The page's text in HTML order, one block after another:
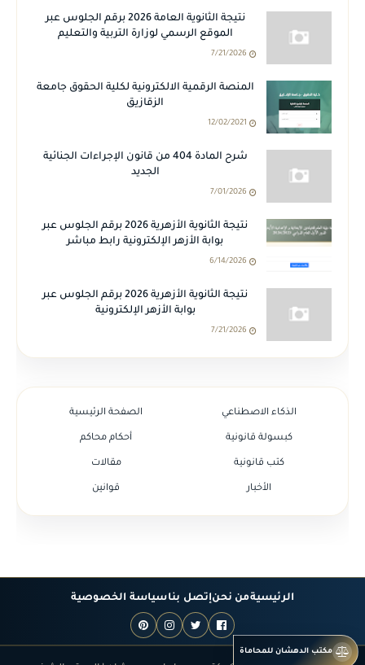
نتيجة الثانوية العامة 2026 برقم الجلوس عبر
الموقع الرسمي لوزارة التربية والتعليم
7/21/2026
المنصة الرقمية الالكترونية لكلية الحقوق جامعة
الزقازيق
12/02/2021
شرح المادة 404 من قانون الإجراءات الجنائية
الجديد
7/01/2026
نتيجة الثانوية الأزهرية 2026 برقم الجلوس عبر
بوابة الأزهر الإلكترونية رابط مباشر
6/14/2026
نتيجة الثانوية الأزهرية 2026 برقم الجلوس عبر
بوابة الأزهر الإلكترونية
7/21/2026
الصفحة الرئيسية الذكاء الاصطناعي
أحكام محاكم كبسولة قانونية
مقالات كتب قانونية
قوانين الأخبار
الرئيسيةمن نحنإتصل بناسياسة الخصوصية
مكتب الدهشان للمحاماة